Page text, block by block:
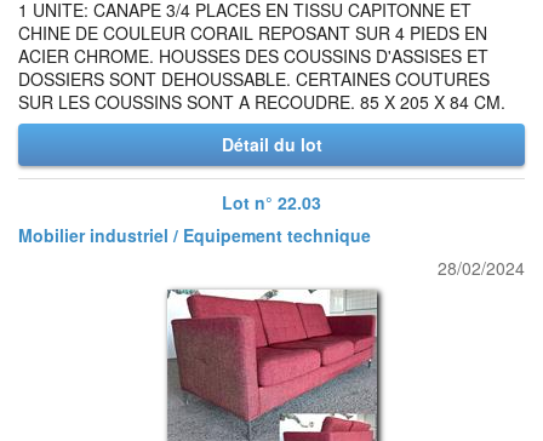
1 UNITE: CANAPE 3/4 PLACES EN TISSU CAPITONNE ET
CHINE DE COULEUR CORAIL REPOSANT SUR 4 PIEDS EN
ACIER CHROME. HOUSSES DES COUSSINS D'ASSISES ET
DOSSIERS SONT DEHOUSSABLE. CERTAINES COUTURES
SUR LES COUSSINS SONT A RECOUDRE. 85 X 205 X 84 CM.
Détail du lot
Lot n° 22.03
Mobilier industriel / Equipement technique
28/02/2024